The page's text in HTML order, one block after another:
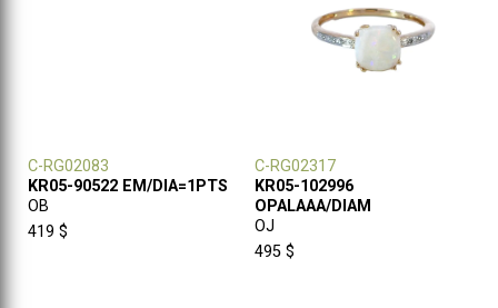
C-RG02083
KR05-90522 EM/DIA=1PTS
OB
419 $
C-RG02317
KR05-102996
OPALAAA/DIAM
OJ
495 $